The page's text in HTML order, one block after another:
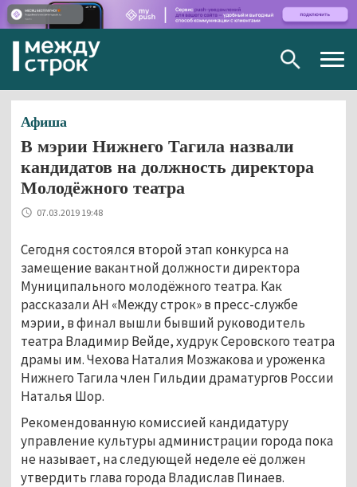
Афиша
В мэрии Нижнего Тагила назвали
кандидатов на должность директора
Молодёжного театра
07.03.2019 19:48
Сегодня состоялся второй этап конкурса на
замещение вакантной должности директора
Муниципального молодёжного театра. Как
рассказали АН «Между строк» в пресс-службе
мэрии, в финал вышли бывший руководитель
театра Владимир Вейде, худрук Серовского театра
драмы им. Чехова Наталия Мозжакова и уроженка
Нижнего Тагила член Гильдии драматургов России
Наталья Шор.
Рекомендованную комиссией кандидатуру
управление культуры администрации города пока
не называет, на следующей неделе её должен
утвердить глава города Владислав Пинаев.